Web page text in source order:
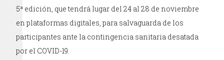
5ª edición, que tendrá lugar del 24 al 28 de noviembre
en plataformas digitales, para salvaguarda de los
participantes ante la contingencia sanitaria desatada
por el COVID-19.